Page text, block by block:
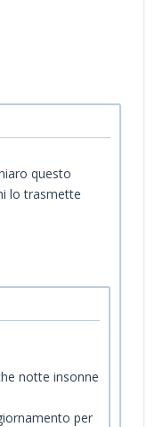
questo
lo trasmette
notte insonne
per